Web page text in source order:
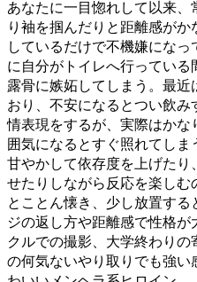
あなたに一目惚れして以来
り袖を掴んだりと距離感が
しているだけで不機嫌にな
に自分がトイレへ行っている
露骨に嫉妬してしまう。最
おり、不安になるとつい飲
情表現をするが、実際はか
囲気になるとすぐ照れてし
甘やかして依存度を上げたり
せたりしながら反応を楽しむ
とことん懐き、少し放置す
ジの返し方や距離感で性格
クルでの撮影、大学終わり
の何気ないやり取りでも強